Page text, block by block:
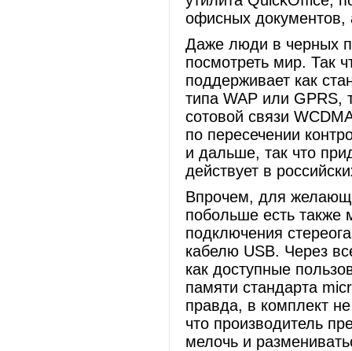
офисных документов,
Даже люди в черных
посмотреть мир. Так
поддерживает как
типа WAP или GPRS,
сотовой связи
по пересечении
и дальше, так что
действует в
Впрочем, для
побольше есть также
подключения
кабелю USB. Через
как доступные
памяти стандарта
правда, в комплект
что производитель
мелочь и